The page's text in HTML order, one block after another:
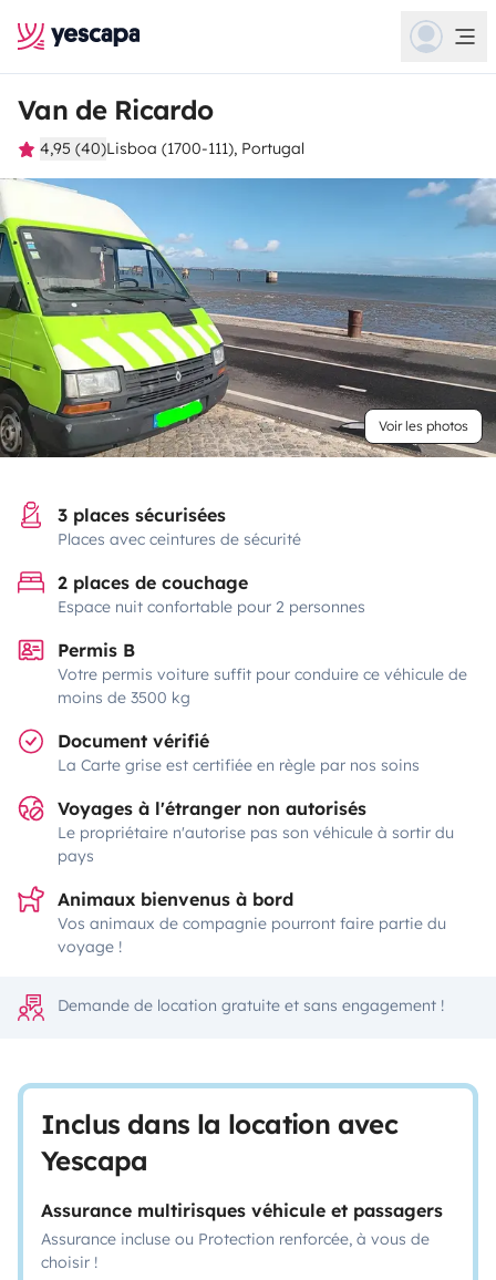
Van de Ricardo
4,95 (40)Lisboa (1700-111), Portugal
Voir les photos
3 places sécurisées
Places avec ceintures de sécurité
2 places de couchage
Espace nuit confortable pour 2 personnes
Permis B
Votre permis voiture suffit pour conduire ce véhicule de
moins de 3500 kg
Document vérifié
La Carte grise est certifiée en règle par nos soins
Voyages à l'étranger non autorisés
Le propriétaire n'autorise pas son véhicule à sortir du
pays
Animaux bienvenus à bord
Vos animaux de compagnie pourront faire partie du
voyage !
Demande de location gratuite et sans engagement !
Inclus dans la location avec
Yescapa
Assurance multirisques véhicule et passagers
Assurance incluse ou Protection renforcée, à vous de
choisir !